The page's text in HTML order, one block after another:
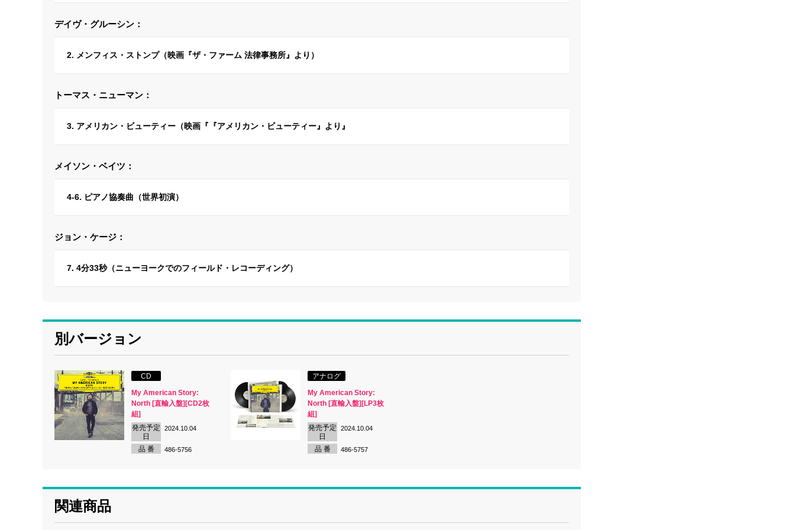
デイヴ・グルーシン：
2. メンフィス・ストンプ（映画『ザ・ファーム 法律事務所』より）
トーマス・ニューマン：
3. アメリカン・ビューティー（映画『『アメリカン・ビューティー』より』
メイソン・ベイツ：
4-6. ピアノ協奏曲（世界初演）
ジョン・ケージ：
7. 4分33秒（ニューヨークでのフィールド・レコーディング）
別バージョン
CD
My American Story:
North [直輸入盤][CD2枚
組]
発売予定
日
2024.10.04
品 番 486-5756
アナログ
My American Story:
North [直輸入盤][LP3枚
組]
発売予定
日
2024.10.04
品 番 486-5757
関連商品